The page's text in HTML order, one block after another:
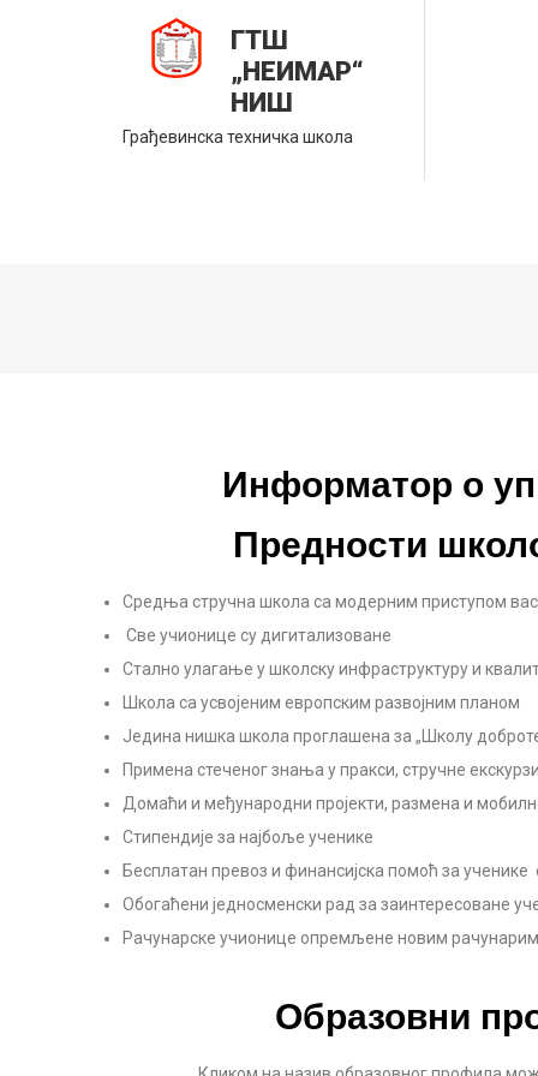
ГТШ
„НЕИМАР“
НИШ
Грађевинска техничка школа
Информатор о
Предности
Средња стручна школа са модерним приступом
Све учионице су дигитализоване
Стално улагање у школску инфраструктуру и
Школа са усвојеним европским развојним планом
Једина нишка школа проглашена за „Школу
Примена стеченог знања у пракси, стручне
Домаћи и међународни пројекти, размена и
Стипендије за најбоље ученике
Бесплатан превоз и финансијска помоћ за ученике
Обогаћени једносменски рад за заинтересоване
Рачунарске учионице опремљене новим
Образовни